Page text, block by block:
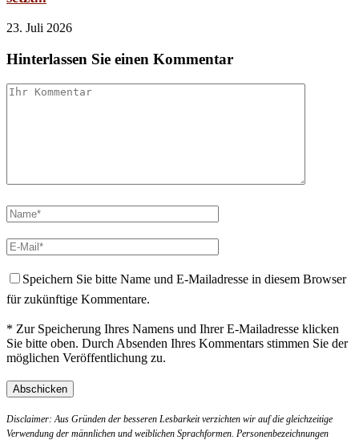
23. Juli 2026
Hinterlassen Sie einen Kommentar
Speichern Sie bitte Name und E-Mailadresse in diesem Browser
für zukünftige Kommentare.
* Zur Speicherung Ihres Namens und Ihrer E-Mailadresse klicken
Sie bitte oben. Durch Absenden Ihres Kommentars stimmen Sie der
möglichen Veröffentlichung zu.
Disclaimer: Aus Gründen der besseren Lesbarkeit verzichten wir auf die gleichzeitige
Verwendung der männlichen und weiblichen Sprachformen. Personenbezeichnungen